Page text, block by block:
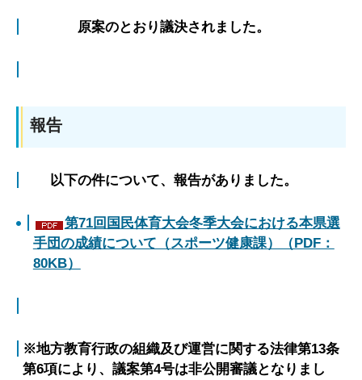
原案のとおり議決されました。
報告
以下の件について、報告がありました。
第71回国民体育大会冬季大会における本県選
手団の成績について（スポーツ健康課）（PDF：
80KB）
※地方教育行政の組織及び運営に関する法律第13条
第6項により、議案第4号は非公開審議となりまし